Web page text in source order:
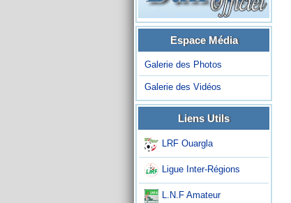
Espace Média
Galerie des Photos
Galerie des Vidéos
Liens Utils
LRF Ouargla
Ligue Inter-Régions
L.N.F Amateur